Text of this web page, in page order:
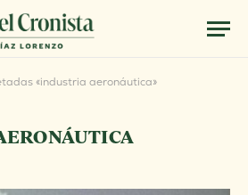
«industria aeronáutica»